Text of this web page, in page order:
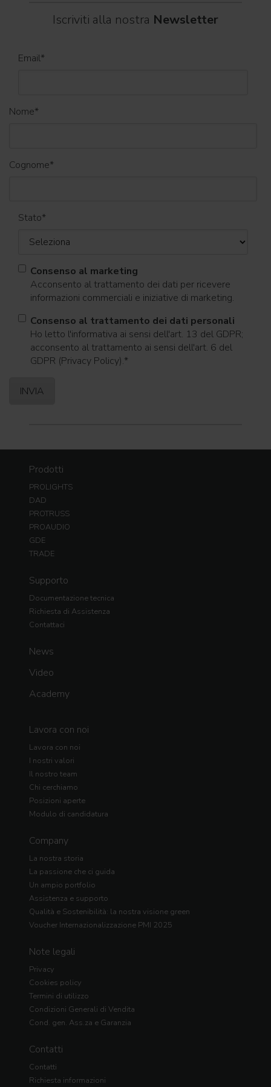
Iscriviti alla nostra Newsletter
Email*
Nome*
Cognome*
Stato*
Consenso al marketing
Acconsento al trattamento dei dati per ricevere
informazioni commerciali e iniziative di marketing.
Consenso al trattamento dei dati personali
Ho letto l'informativa ai sensi dell'art. 13 del GDPR;
acconsento al trattamento ai sensi dell'art. 6 del
GDPR (Privacy Policy).*
Prodotti
PROLIGHTS
DAD
PROTRUSS
PROAUDIO
GDE
TRADE
Supporto
Documentazione tecnica
Richiesta di Assistenza
Contattaci
News
Video
Academy
Lavora con noi
Lavora con noi
I nostri valori
Il nostro team
Chi cerchiamo
Posizioni aperte
Modulo di candidatura
Company
La nostra storia
La passione che ci guida
Un ampio portfolio
Assistenza e supporto
Qualità e Sostenibilità: la nostra visione green
Voucher Internazionalizzazione PMI 2025
Note legali
Privacy
Cookies policy
Termini di utilizzo
Condizioni Generali di Vendita
Cond. gen. Ass.za e Garanzia
Contatti
Contatti
Richiesta informazioni